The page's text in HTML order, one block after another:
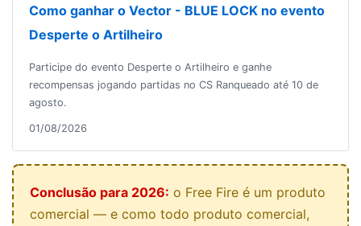
Como ganhar o Vector - BLUE LOCK no evento
Desperte o Artilheiro
Participe do evento Desperte o Artilheiro e ganhe
recompensas jogando partidas no CS Ranqueado até 10 de
agosto.
01/08/2026
Conclusão para 2026: o Free Fire é um produto
comercial — e como todo produto comercial,